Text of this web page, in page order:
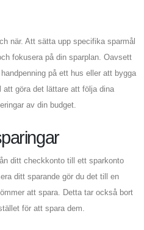
när. Att sätta upp specifika sparmål
fokusera på din sparplan. Oavsett
på ett hus eller att bygga
göra det lättare att följa dina
av din budget.
ditt checkkonto till ett sparkonto
ditt sparande gör du det till en
att spara. Detta tar också bort
för att spara dem.